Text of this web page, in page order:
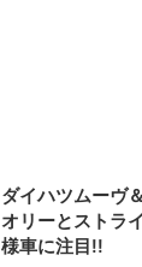
ダイハツムーヴ
オリーとストラ
様車に注目!!